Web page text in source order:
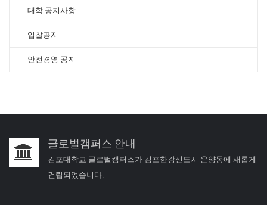
대학 공지사항
입찰공지
안전경영 공지
글로벌캠퍼스 안내
김포대학교 글로벌캠퍼스가 김포한강신도시 운양동에 새롭게
건립되었습니다.